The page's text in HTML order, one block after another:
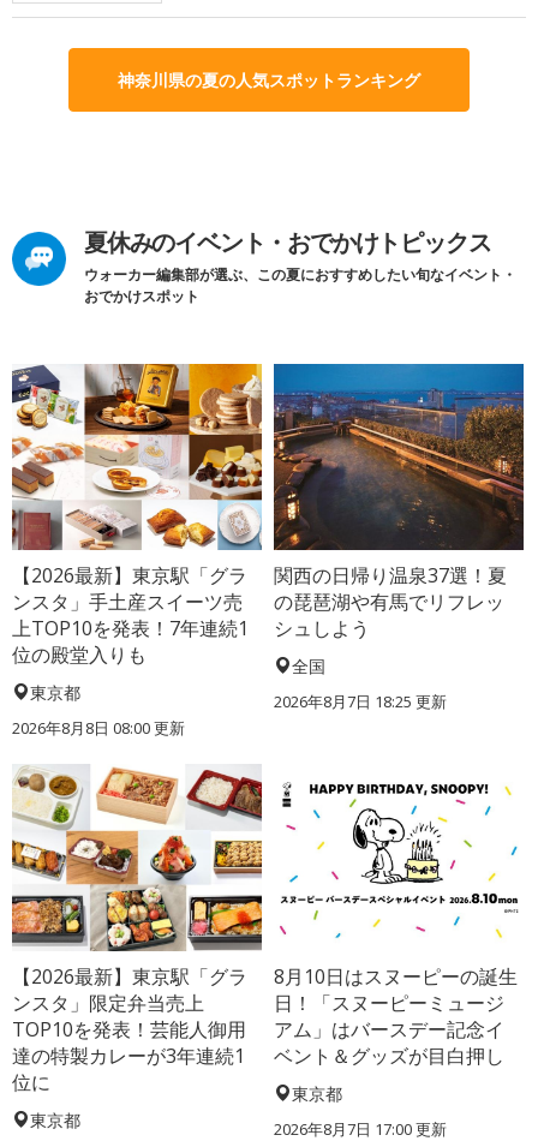
神奈川県の夏の人気スポットランキング
夏休みのイベント・おでかけトピックス
ウォーカー編集部が選ぶ、この夏におすすめしたい旬なイベント・
おでかけスポット
【2026最新】東京駅「グラ
ンスタ」手土産スイーツ売
上TOP10を発表！7年連続1
位の殿堂入りも
東京都
2026年8月8日 08:00更新
関西の日帰り温泉37選！夏
の琵琶湖や有馬でリフレッ
シュしよう
全国
2026年8月7日 18:25 更新
【2026最新】東京駅「グラ
ンスタ」限定弁当売上
TOP10を発表！芸能人御用
達の特製カレーが3年連続1
位に
東京都
8月10日はスヌーピーの誕生
日！「スヌーピーミュージ
アム」はバースデー記念イ
ベント＆グッズが目白押し
東京都
2026年8月7日 17:00更新